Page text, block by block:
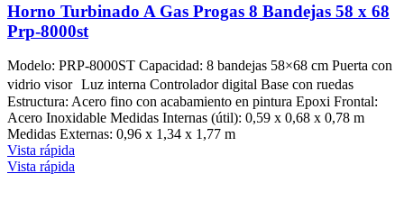
Horno Turbinado A Gas Progas 8 Bandejas 58 x 68
Prp-8000st
Modelo: PRP-8000ST Capacidad: 8 bandejas 58×68 cm Puerta con
vidrio visor Luz interna Controlador digital Base con ruedas
Estructura: Acero fino con acabamiento en pintura Epoxi Frontal:
Acero Inoxidable Medidas Internas (útil): 0,59 x 0,68 x 0,78 m
Medidas Externas: 0,96 x 1,34 x 1,77 m
Vista rápida
Vista rápida